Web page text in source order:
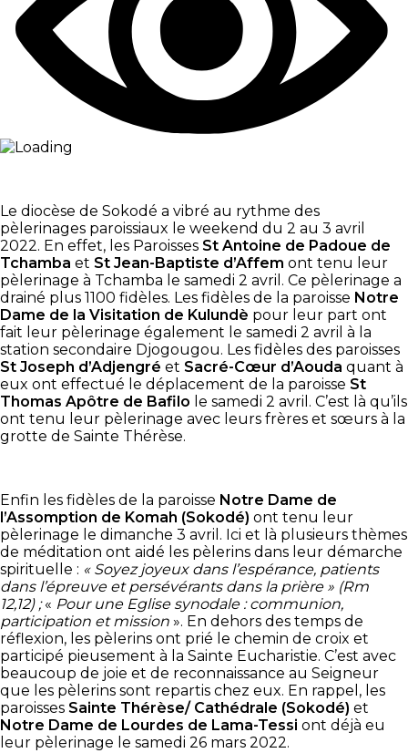
Le diocèse de Sokodé a vibré au rythme des
pèlerinages paroissiaux le weekend du 2 au 3 avril
2022. En effet, les Paroisses St Antoine de Padoue de
Tchamba et St Jean-Baptiste d’Affem ont tenu leur
pèlerinage à Tchamba le samedi 2 avril. Ce pèlerinage a
drainé plus 1100 fidèles. Les fidèles de la paroisse Notre
Dame de la Visitation de Kulundè pour leur part ont
fait leur pèlerinage également le samedi 2 avril à la
station secondaire Djogougou. Les fidèles des paroisses
St Joseph d’Adjengré et Sacré-Cœur d’Aouda quant à
eux ont effectué le déplacement de la paroisse St
Thomas Apôtre de Bafilo le samedi 2 avril. C’est là qu’ils
ont tenu leur pèlerinage avec leurs frères et sœurs à la
grotte de Sainte Thérèse.
Enfin les fidèles de la paroisse Notre Dame de
l’Assomption de Komah (Sokodé) ont tenu leur
pèlerinage le dimanche 3 avril. Ici et là plusieurs thèmes
de méditation ont aidé les pèlerins dans leur démarche
spirituelle : « Soyez joyeux dans l’espérance, patients
dans l’épreuve et persévérants dans la prière » (Rm
12,12) ;« Pour une Eglise synodale : communion,
participation et mission ». En dehors des temps de
réflexion, les pèlerins ont prié le chemin de croix et
participé pieusement à la Sainte Eucharistie. C’est avec
beaucoup de joie et de reconnaissance au Seigneur
que les pèlerins sont repartis chez eux. En rappel, les
paroisses Sainte Thérèse/ Cathédrale (Sokodé) et
Notre Dame de Lourdes de Lama-Tessi ont déjà eu
leur pèlerinage le samedi 26 mars 2022.